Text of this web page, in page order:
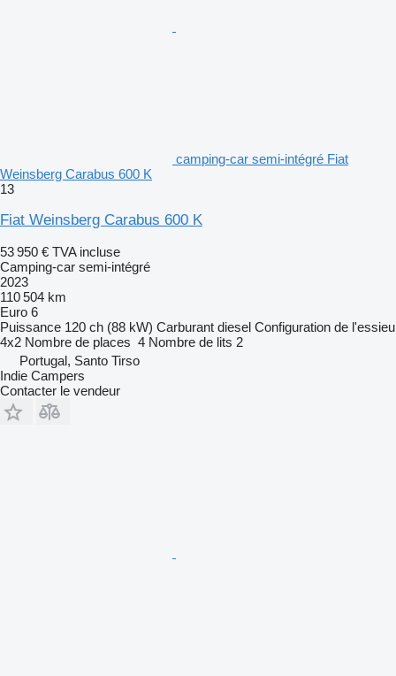
camping-car semi-intégré Fiat
Weinsberg Carabus 600 K
13
Fiat Weinsberg Carabus 600 K
53 950 € TVA incluse
Camping-car semi-intégré
2023
110 504 km
Euro 6
Puissance 120 ch (88 kW) Carburant diesel Configuration de l'essieu
4x2 Nombre de places 4 Nombre de lits 2
Portugal, Santo Tirso
Indie Campers
Contacter le vendeur